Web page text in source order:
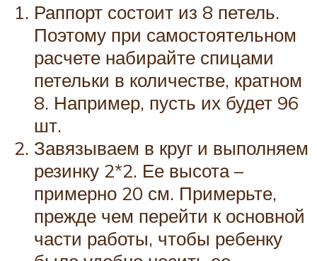
Раппорт состоит из 8 петель.
Поэтому при самостоятельном
расчете набирайте спицами
петельки в количестве, кратном
8. Например, пусть их будет 96
шт.
Завязываем в круг и выполняем
резинку 2*2. Ее высота –
примерно 20 см. Примерьте,
прежде чем перейти к основной
части работы, чтобы ребенку